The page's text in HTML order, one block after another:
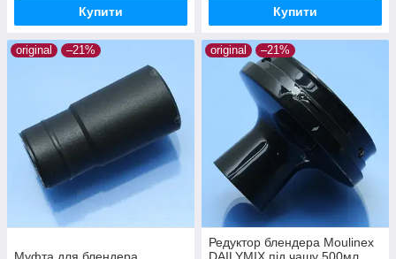
Купити Купити
original –21% original –21%
Редуктор блендера Moulinex